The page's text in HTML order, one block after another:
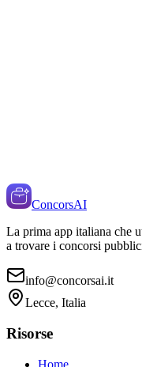
ConcorsAI
La prima app italiana che
a trovare i concorsi
info@concorsai.it
Lecce, Italia
Risorse
Home